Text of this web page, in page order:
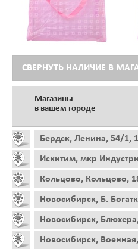
СВЕРНУТЬ НАЛИЧИЕ В
Магазины
в вашем городе
Бердск, Ленина, 54/1,
Искитим, мкр
Кольцово, Кольцово,
Новосибирск, Б.
Новосибирск,
Новосибирск,